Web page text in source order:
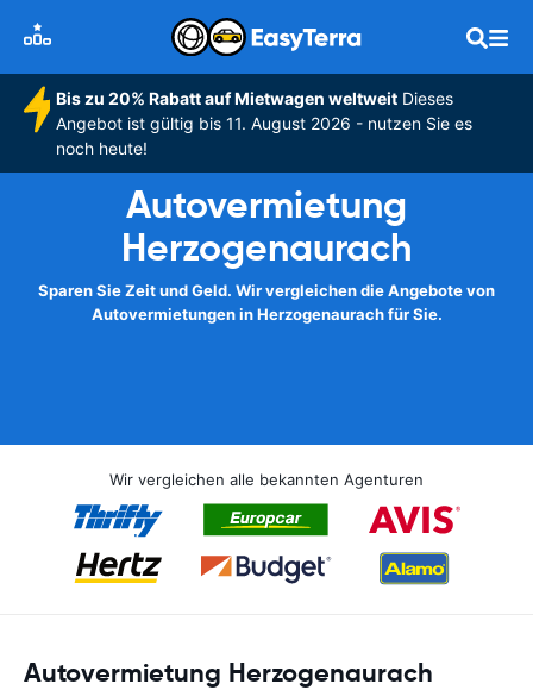
Bis zu 20% Rabatt auf Mietwagen weltweitDieses
Angebot ist gültig bis 11. August 2026 - nutzen Sie es
noch heute!
Autovermietung
Herzogenaurach
Sparen Sie Zeit und Geld. Wir vergleichen die Angebote von
Autovermietungen in Herzogenaurach für Sie.
Wir vergleichen alle bekannten Agenturen
Autovermietung Herzogenaurach